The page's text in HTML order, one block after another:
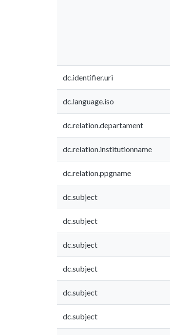
dc.identifier.uri
dc.language.iso
dc.relation.departament
dc.relation.institutionname
dc.relation.ppgname
dc.subject
dc.subject
dc.subject
dc.subject
dc.subject
dc.subject